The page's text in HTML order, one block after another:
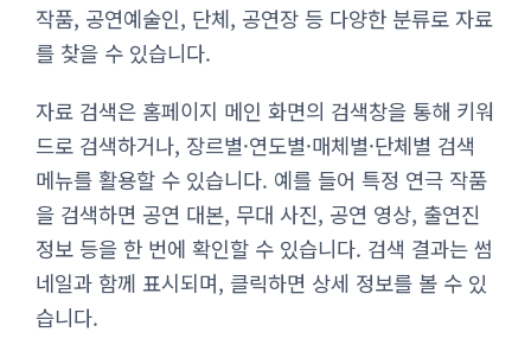
작품, 공연예술인, 단체, 공연장 등 다양한 분류로 자료
를 찾을 수 있습니다.
자료 검색은 홈페이지 메인 화면의 검색창을 통해 키워
드로 검색하거나, 장르별·연도별·매체별·단체별 검색
메뉴를 활용할 수 있습니다. 예를 들어 특정 연극 작품
을 검색하면 공연 대본, 무대 사진, 공연 영상, 출연진
정보 등을 한 번에 확인할 수 있습니다. 검색 결과는 썸
네일과 함께 표시되며, 클릭하면 상세 정보를 볼 수 있
습니다.